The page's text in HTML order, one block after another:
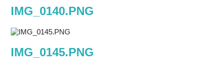
IMG_0140.PNG
IMG_0145.PNG